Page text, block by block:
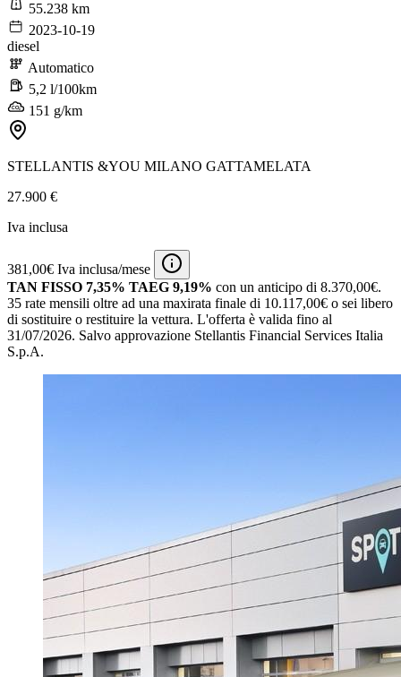
55.238 km
2023-10-19
diesel
Automatico
5,2 l/100km
151 g/km
STELLANTIS &YOU MILANO GATTAMELATA
27.900 €
Iva inclusa
381,00€ Iva inclusa/mese
TAN FISSO 7,35% TAEG 9,19% con un anticipo di 8.370,00€.
35 rate mensili oltre ad una maxirata finale di 10.117,00€ o sei libero
di sostituire o restituire la vettura. L'offerta è valida fino al
31/07/2026. Salvo approvazione Stellantis Financial Services Italia
S.p.A.